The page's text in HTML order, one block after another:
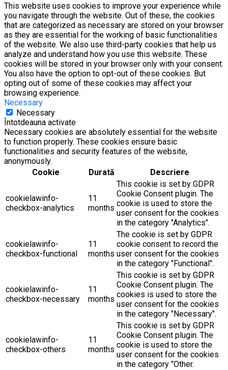
This website uses cookies to improve your experience while
you navigate through the website. Out of these, the cookies
that are categorized as necessary are stored on your browser
as they are essential for the working of basic functionalities
of the website. We also use third-party cookies that help us
analyze and understand how you use this website. These
cookies will be stored in your browser only with your consent.
You also have the option to opt-out of these cookies. But
opting out of some of these cookies may affect your
browsing experience.
Necessary
Necessary
Întotdeauna activate
Necessary cookies are absolutely essential for the website
to function properly. These cookies ensure basic
functionalities and security features of the website,
anonymously.
Cookie
Durată Descriere
cookielawinfo-
checkbox-analytics
11
months
This cookie is set by GDPR
Cookie Consent plugin. The
cookie is used to store the
user consent for the cookies
in the category "Analytics".
cookielawinfo-
checkbox-functional
11
months
The cookie is set by GDPR
cookie consent to record the
user consent for the cookies
in the category "Functional".
cookielawinfo-
checkbox-necessary
11
months
This cookie is set by GDPR
Cookie Consent plugin. The
cookies is used to store the
user consent for the cookies
in the category "Necessary".
cookielawinfo-
checkbox-others
11
months
This cookie is set by GDPR
Cookie Consent plugin. The
cookie is used to store the
user consent for the cookies
in the category "Other.